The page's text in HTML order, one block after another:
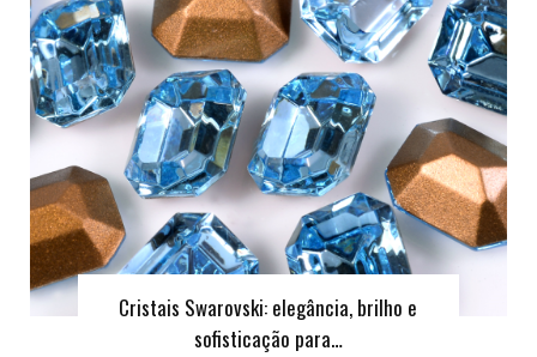
Cristais Swarovski: elegância, brilho e
sofisticação para…